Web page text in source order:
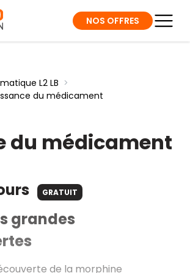
NOS OFFRES
L2 LB >
du médicament
du médicament
GRATUIT
grandes
de la morphine